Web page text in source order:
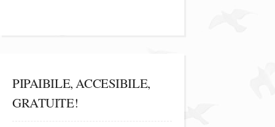
PIPAIBILE, ACCESIBILE,
GRATUITE!